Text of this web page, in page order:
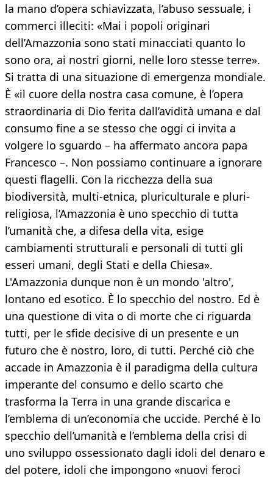
la mano d’opera schiavizzata, l’abuso sessuale, i
commerci illeciti: «Mai i popoli originari
dell’Amazzonia sono stati minacciati quanto lo
sono ora, ai nostri giorni, nelle loro stesse terre».
Si tratta di una situazione di emergenza mondiale.
È «il cuore della nostra casa comune, è l’opera
straordinaria di Dio ferita dall’avidità umana e dal
consumo fine a se stesso che oggi ci invita a
volgere lo sguardo – ha affermato ancora papa
Francesco –. Non possiamo continuare a ignorare
questi flagelli. Con la ricchezza della sua
biodiversità, multi-etnica, pluriculturale e pluri-
religiosa, l’Amazzonia è uno specchio di tutta
l’umanità che, a difesa della vita, esige
cambiamenti strutturali e personali di tutti gli
esseri umani, degli Stati e della Chiesa».
L'Amazzonia dunque non è un mondo 'altro',
lontano ed esotico. È lo specchio del nostro. Ed è
una questione di vita o di morte che ci riguarda
tutti, per le sfide decisive di un presente e un
futuro che è nostro, loro, di tutti. Perché ciò che
accade in Amazzonia è il paradigma della cultura
imperante del consumo e dello scarto che
trasforma la Terra in una grande discarica e
l’emblema di un’economia che uccide. Perché è lo
specchio dell’umanità e l’emblema della crisi di
uno sviluppo ossessionato dagli idoli del denaro e
del potere, idoli che impongono «nuovi feroci